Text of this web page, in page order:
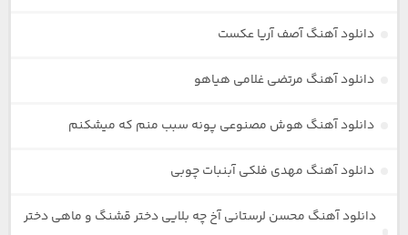
دانلود آهنگ آصف آریا عکست
دانلود آهنگ مرتضی غلامی هیاهو
دانلود آهنگ هوش مصنوعی پونه سبب منم که میشکنم
دانلود آهنگ مهدی فلکی آبنبات چوبی
دانلود آهنگ محسن لرستانی آخ چه بلایی دختر قشنگ و ماهی دختر